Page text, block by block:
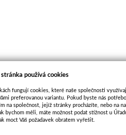
stránka používá cookies
fungují cookies, které naše společnosti
preferovanou variantu. Pokud byste nás
na společnost, jejíž stránky procházíte, nebo na
bychom měli, máte možnost podat stížnost u
moct Váš požadavek obratem vyřešit.